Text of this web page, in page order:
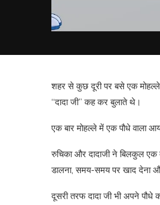
शहर से कुछ दूरी पर बसे एक
“दादा जी” कह कर बुलाते थे।
एक बार मोहल्ले में एक पौधे वाला
रुचिका और दादाजी ने बिलकुल एक
डालना, समय-समय पर खाद देना
दूसरी तरफ दादा जी भी अपने पौधे